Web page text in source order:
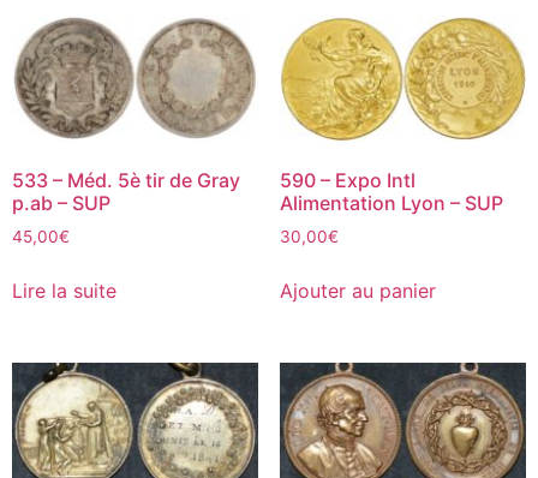
533 – Méd. 5è tir de Gray
p.ab – SUP
45,00€
Lire la suite
590 – Expo Intl
Alimentation Lyon – SUP
30,00€
Ajouter au panier